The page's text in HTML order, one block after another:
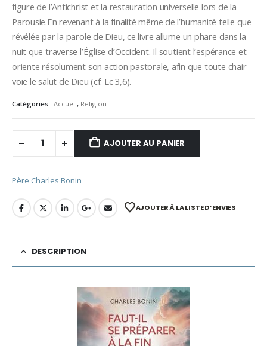
figure de l’Antichrist et la restauration universelle lors de la
Parousie.En revenant à la finalité même de l’humanité telle que
révélée par la parole de Dieu, ce livre allume un phare dans la
nuit que traverse l’Église d’Occident. Il soutient l’espérance et
oriente résolument son action pastorale, afin que toute chair
voie le salut de Dieu (cf. Lc 3,6).
Catégories : Accueil, Religion
AJOUTER AU PANIER
Père Charles Bonin
AJOUTER À LA LISTE D’ENVIES
DESCRIPTION